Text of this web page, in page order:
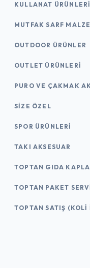
KULLANAT ÜRÜNLERI
MUTFAK SARF
OUTDOOR ÜRÜNLER
OUTLET ÜRÜNLERI
PURO VE ÇAKMAK
SIZE ÖZEL
SPOR ÜRÜNLERI
TAKI AKSESUAR
TOPTAN GIDA
TOPTAN PAKET
TOPTAN SATIŞ (KOLI